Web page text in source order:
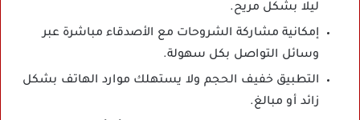
ليلا بشكل مريح.
إمكانية مشاركة الشروحات مع الأصدقاء مباشرة عبر
وسائل التواصل بكل سهولة.
التطبيق خفيف الحجم ولا يستهلك موارد الهاتف بشكل
زائد أو مبالغ.